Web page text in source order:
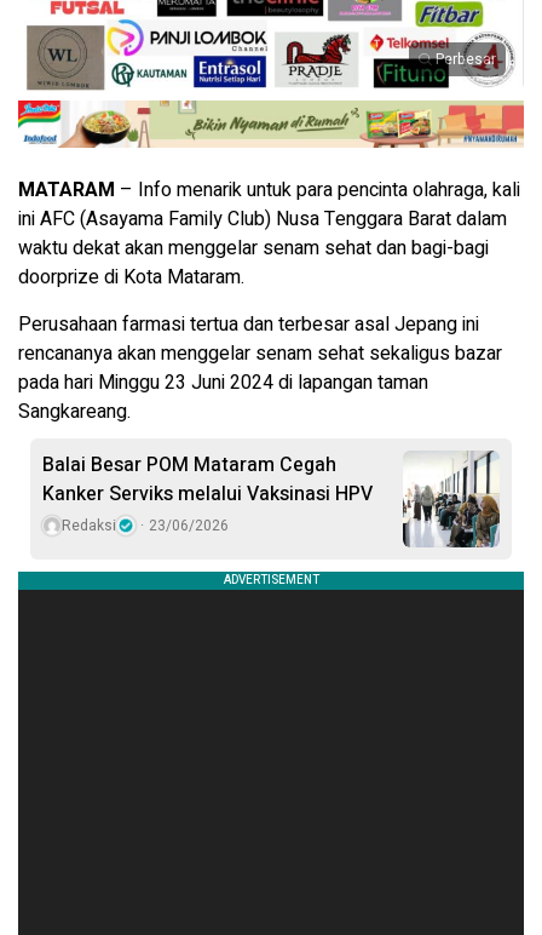
Perbesar
MATARAM – Info menarik untuk para pencinta olahraga, kali
ini AFC (Asayama Family Club) Nusa Tenggara Barat dalam
waktu dekat akan menggelar senam sehat dan bagi-bagi
doorprize di Kota Mataram.
Perusahaan farmasi tertua dan terbesar asal Jepang ini
rencananya akan menggelar senam sehat sekaligus bazar
pada hari Minggu 23 Juni 2024 di lapangan taman
Sangkareang.
Balai Besar POM Mataram Cegah
Kanker Serviks melalui Vaksinasi HPV
Redaksi 23/06/2026